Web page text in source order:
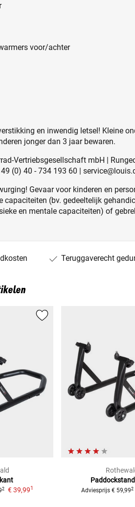
voor/achter
en inwendig letsel! Kleine
jonger dan 3 jaar bewaren.
Vertriebsgesellschaft mbH |
(0) 40 - 734 193 60 |
Gevaar voor kinderen en
(bv. gedeeltelijk
en mentale capaciteiten) of
Teruggaverecht
2 € 39,991 Adviesprijs € 59,992